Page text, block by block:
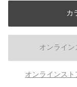
カ
オンライン
オンラインス